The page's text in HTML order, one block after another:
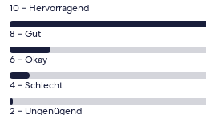
56
von
insgesamt
69
Gästebewertungen
haben
eine
10 – Hervorragend
8
von
insgesamt
69
Gästebewertungen
8 – Gut
4
von
insgesamt
69
6 – Okay
1
von
4 – Schlecht
2 – Ungenügend